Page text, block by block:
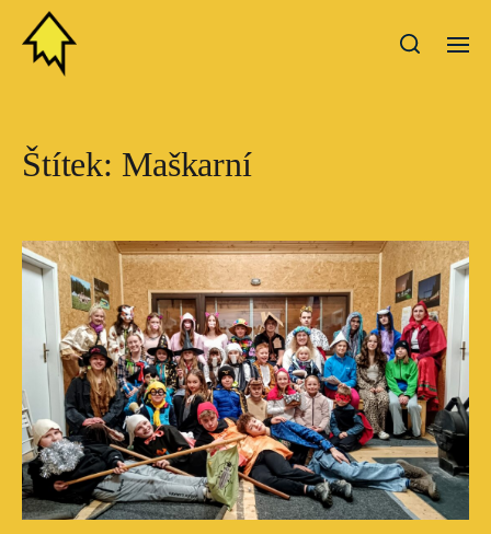
Štítek: Maškarní